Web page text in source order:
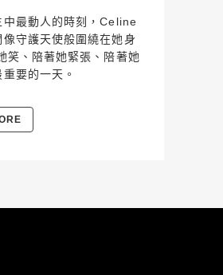
中最動人的時刻，Celine
像守護天使般圍繞在她身
笑、陪著她緊張、陪著她
要的一天。